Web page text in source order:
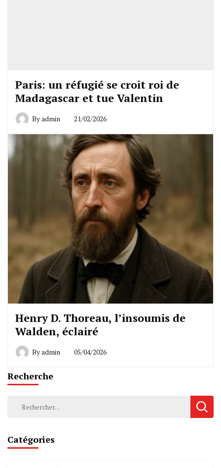
Paris: un réfugié se croit roi de
Madagascar et tue Valentin
Byadmin 21/02/2026
Henry D. Thoreau, l’insoumis de
Walden, éclairé
Byadmin 05/04/2026
Recherche
Rechercher :
Catégories